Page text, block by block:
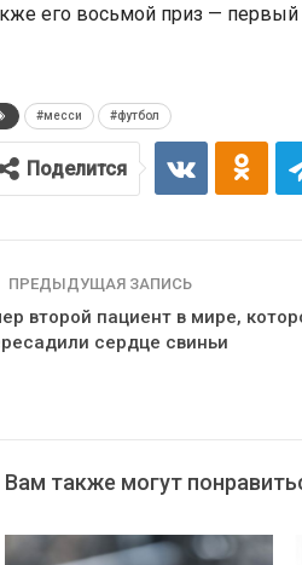
его восьмой приз —
#месси #футбол
Поделится
ПРЕДЫДУЩАЯ ЗАПИСЬ
второй пациент в мире,
сердце свиньи
Вам также могут